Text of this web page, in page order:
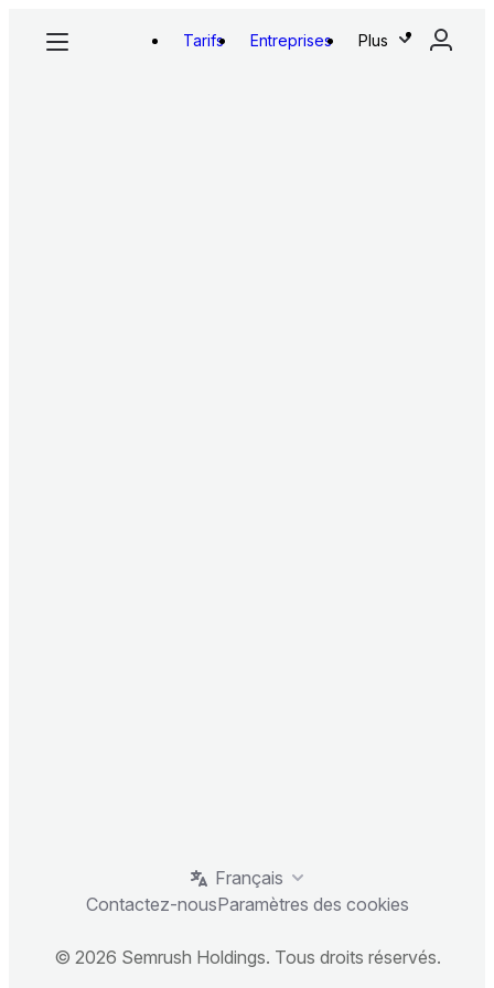
Tarifs Entreprises Plus
Français
Contactez-nousParamètres des cookies
© 2026 Semrush Holdings. Tous droits réservés.